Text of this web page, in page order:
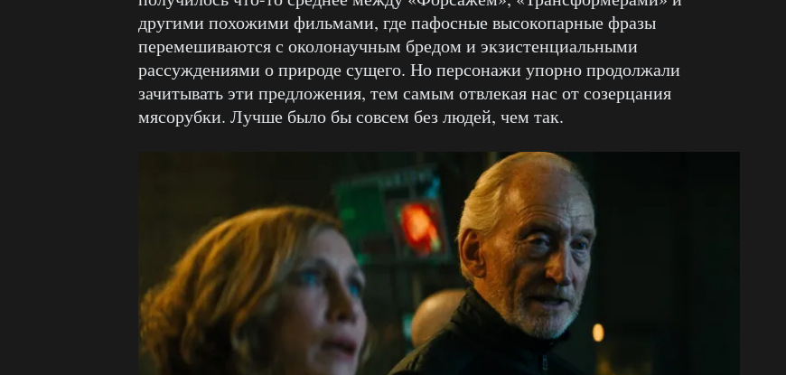
другими похожими фильмами, где пафосные высокопарные фразы
перемешиваются с околонаучным бредом и экзистенциальными
рассуждениями о природе сущего. Но персонажи упорно продолжали
зачитывать эти предложения, тем самым отвлекая нас от созерцания
мясорубки. Лучше было бы совсем без людей, чем так.